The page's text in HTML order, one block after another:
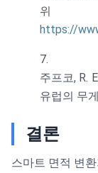
위
https://
주프코, R.
유럽의 무
결론
스마트 면적 변